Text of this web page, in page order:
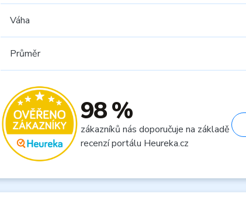
Váha
Průměr
98 %
zákazníků nás doporučuje na základě
recenzí portálu Heureka.cz